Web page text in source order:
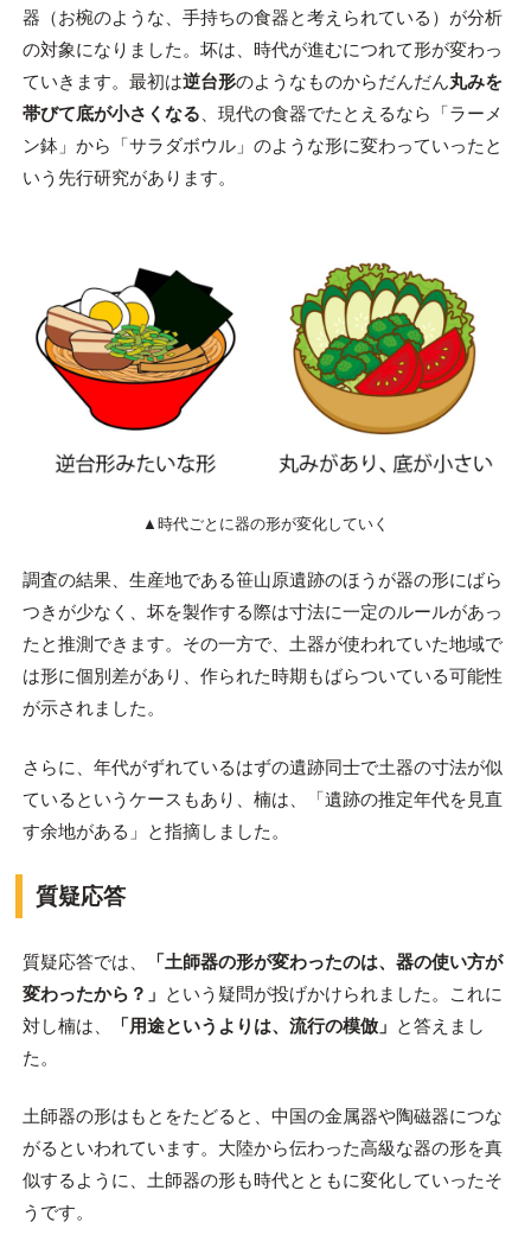
器（お椀のような、手持ちの食器と考えられている）が分析
の対象になりました。坏は、時代が進むにつれて形が変わっ
ていきます。最初は逆台形のようなものからだんだん丸みを
帯びて底が小さくなる 、現代の食器でたとえるなら「ラーメ
ン鉢」から「サラダボウル」のような形に変わっていったと
いう先行研究があります。
▲時代ごとに器の形が変化していく
調査の結果、生産地である笹山原遺跡のほうが器の形にばら
つきが少なく、坏を製作する際は寸法に一定のルールがあっ
たと推測できます。その一方で、土器が使われていた地域で
は形に個別差があり、作られた時期もばらついている可能性
が示されました。
さらに、年代がずれているはずの遺跡同士で土器の寸法が似
ているというケースもあり、楠は、「遺跡の推定年代を見直
す余地がある」と指摘しました。
質疑応答
質疑応答では、
「土師器の形が変わったのは、器の使い方が
変わったから？」 という疑問が投げかけられました。これに
対し楠は、
「用途というよりは、流行の模倣」 と答えまし
た。
土師器の形はもとをたどると、中国の金属器や陶磁器につな
がるといわれています。大陸から伝わった高級な器の形を真
似するように、土師器の形も時代とともに変化していったそ
うです。